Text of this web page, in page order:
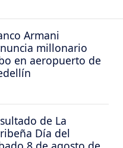
Armani
millonario
en aeropuerto de
de La
Día del